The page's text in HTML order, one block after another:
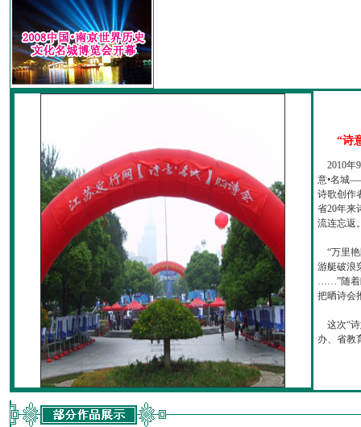
“诗
2010年
意•名城
诗歌创作
省20年来
流连忘返
“万里艳
游艇破浪
……”随着
把晒诗会
这次“诗
办、省教